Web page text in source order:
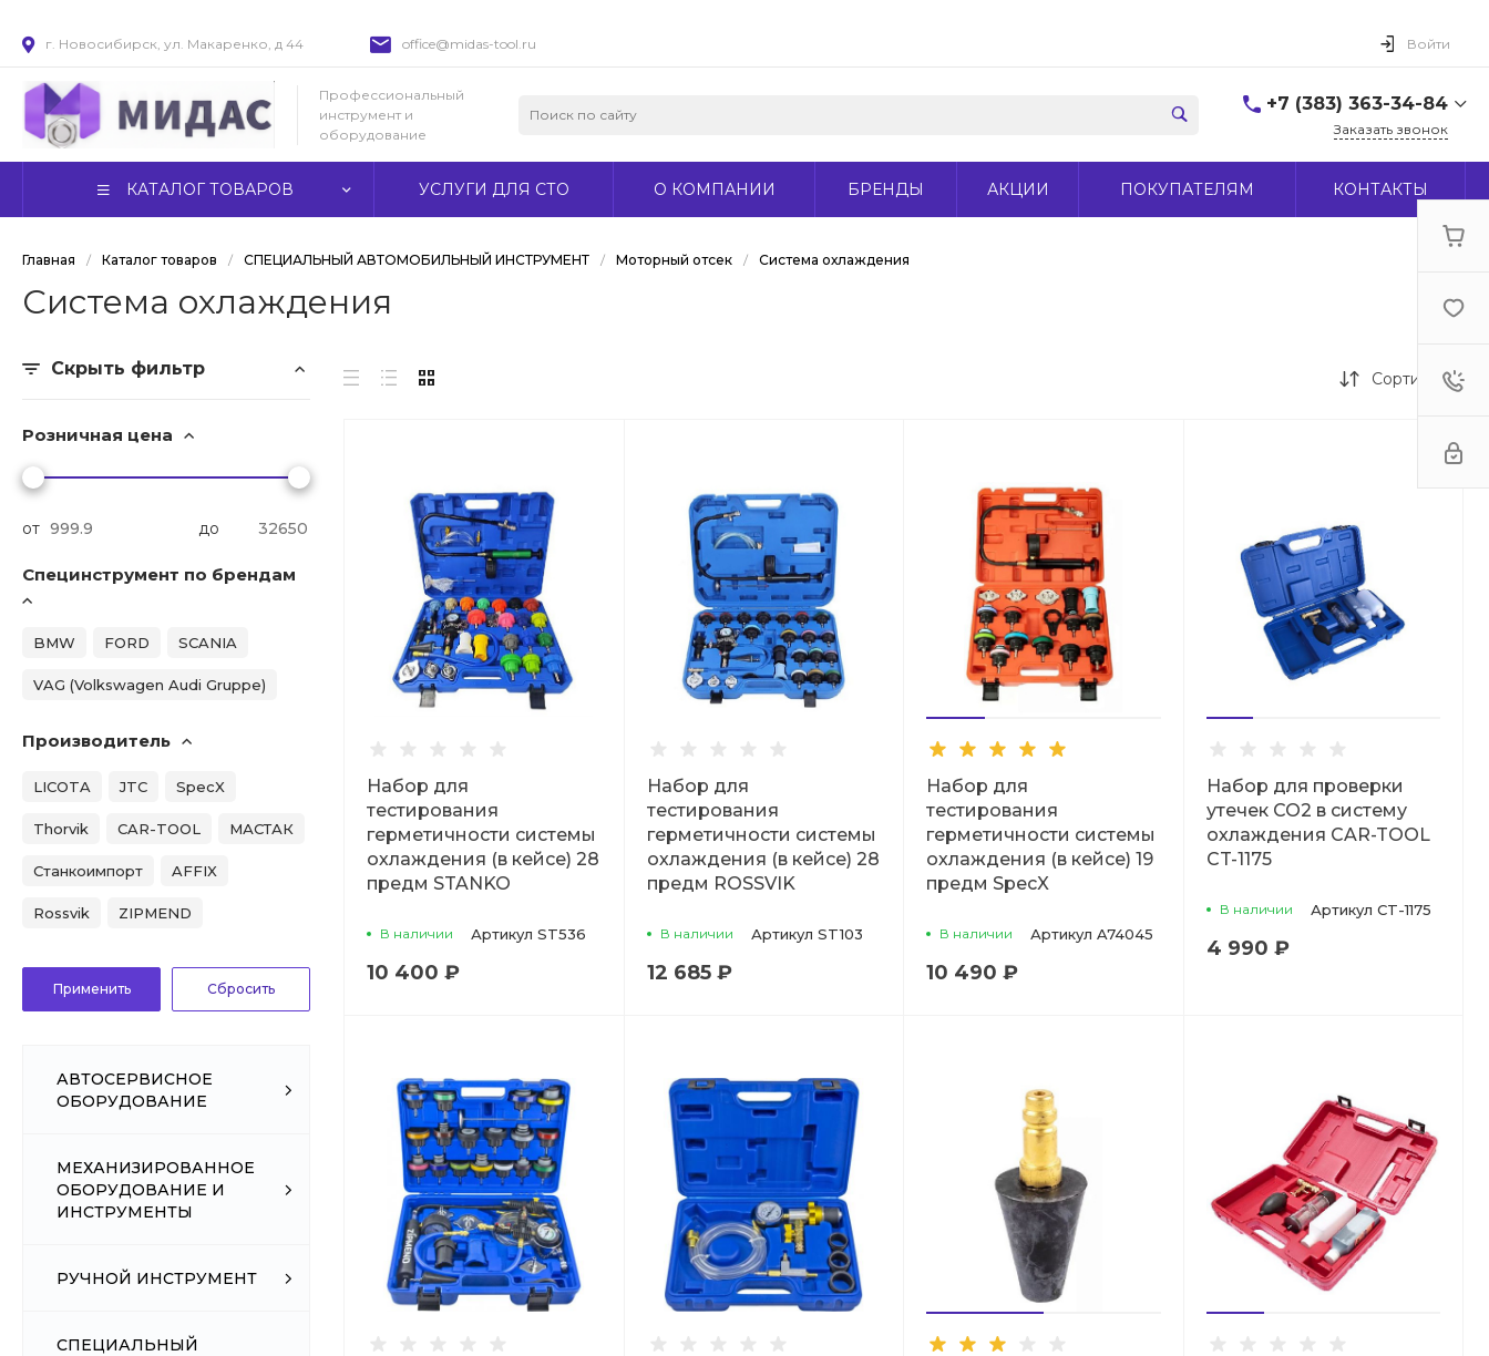
г. Новосибирск, ул. Макаренко, д 44 office@midas-tool.ru Войти
Профессиональный
инструмент и
оборудование
+7 (383) 363-34-84
г. Новосибирск, ул.
Заказать звонок
КАТАЛОГ ТОВАРОВ УСЛУГИ ДЛЯ СТО О КОМПАНИИ БРЕНДЫ АКЦИИ ПОКУПАТЕЛЯМ КОНТАКТЫ
Главная / Каталог товаров / СПЕЦИАЛЬНЫЙ АВТОМОБИЛЬНЫЙ ИНСТРУМЕНТ / Моторный отсек / Система охлаждения
Система охлаждения
Скрыть фильтр
Розничная цена
от до
Специнструмент по брендам
BMW FORD SCANIA
VAG (Volkswagen Audi Gruppe)
Производитель
LICOTA JTC SpecX
Thorvik CAR-TOOL МАСТАК
Станкоимпорт AFFIX
Rossvik ZIPMEND
АВТОСЕРВИСНОЕ
ОБОРУДОВАНИЕ
МЕХАНИЗИРОВАННОЕ
ОБОРУДОВАНИЕ И
ИНСТРУМЕНТЫ
РУЧНОЙ ИНСТРУМЕНТ
СПЕЦИАЛЬНЫЙ
Сортировка
Набор для
тестирования
герметичности системы
охлаждения (в кейсе) 28
предм STANKO
В наличии Артикул ST536
10 400 ₽
Набор для
тестирования
герметичности системы
охлаждения (в кейсе) 28
предм ROSSVIK
В наличии Артикул ST103
12 685 ₽
Набор для
тестирования
герметичности системы
охлаждения (в кейсе) 19
предм SpecX
В наличии Артикул A74045
10 490 ₽
Набор для проверки
утечек CO2 в систему
охлаждения CAR-TOOL
CT-1175
В наличии Артикул CT-1175
4 990 ₽